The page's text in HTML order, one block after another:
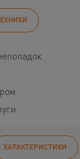
ХАРАКТЕРИСТИКИ